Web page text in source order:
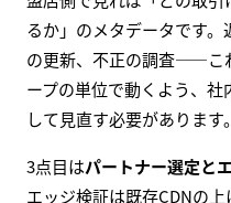
るか」のメタデータです
の更新、不正の調査——こ
ープの単位で動くよう、
して見直す必要があります。
3点目はパートナー選定と
エッジ検証は既存CDNの上